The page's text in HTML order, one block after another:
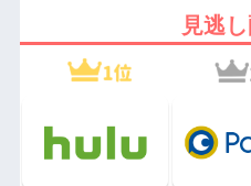
見逃